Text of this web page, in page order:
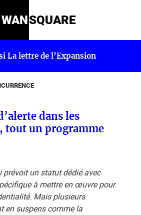
WANSQUARE
La lettre de l’Expansion
dans les
tout un programme
prévoit un statut dédié avec
à mettre en œuvre pour
Mais plusieurs
en suspens comme la